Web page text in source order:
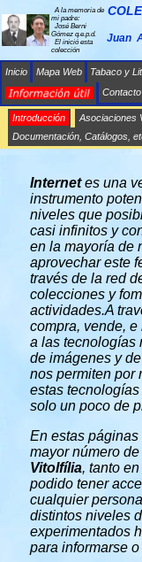
A la memoria de
mi padre:
José Berni
Gómez q.e.p.d.
El inició esta
colección
Juan
Inicio Mapa Web Tabaco y
Contacto
Introducción Asociaciones
Documentación, Catálogos,
Internetes una
instrumento
niveles que
casi infinitos y
en la mayoría de
aprovechar este
través de la red
colecciones y
actividades.A
compra, vende,
a las tecnologías
de imágenes y
nos permiten por
estas
solo un poco de
En estas
mayor número
Vitolfília, tanto
podido tener
cualquier
distintos niveles
experimentados
para informarse